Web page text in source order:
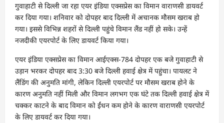
गुवाहाटी से दिल्ली जा रहा एयर इंडिया एक्सप्रेस का विमान वाराणसी डायवर्ट
कर दिया गया। शनिवार को दोपहर बाद दिल्ली में अचानक मौसम खराब हो
गया। इससे विभिन्न शहरों से दिल्ली पहुंचे विमान लैंड नहीं हो सके। उन्हें
नजदीकी एयरपोर्ट के लिए डायवर्ट किया गया।
एयर इंडिया एक्सप्रेस का विमान आईएक्स-784 दोपहर एक बजे गुवाहाटी से
उड़ान भरकर दोपहर बाद 3:30 बजे दिल्ली हवाई क्षेत्र में पहुंचा। पायलट ने
लैंडिंग की अनुमति मांगी, लेकिन दिल्ली एयरपोर्ट पर मौसम खराब होने के
कारण अनुमति नहीं मिली और विमान लगभग एक घंटे तक दिल्ली हवाई क्षेत्र में
चक्कर काटने के बाद विमान को ईंधन कम होने के कारण वाराणसी एयरपोर्ट
के लिए डायवर्ट कर दिया गया।